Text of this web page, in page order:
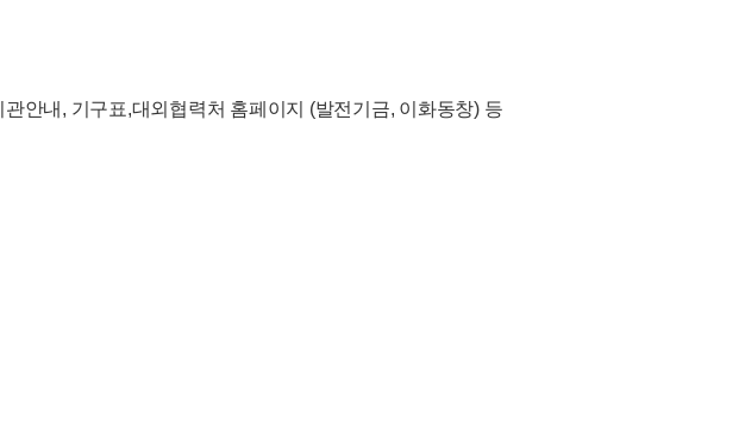
안내, 기구표,대외협력처 홈페이지 (발전기금, 이화동창) 등